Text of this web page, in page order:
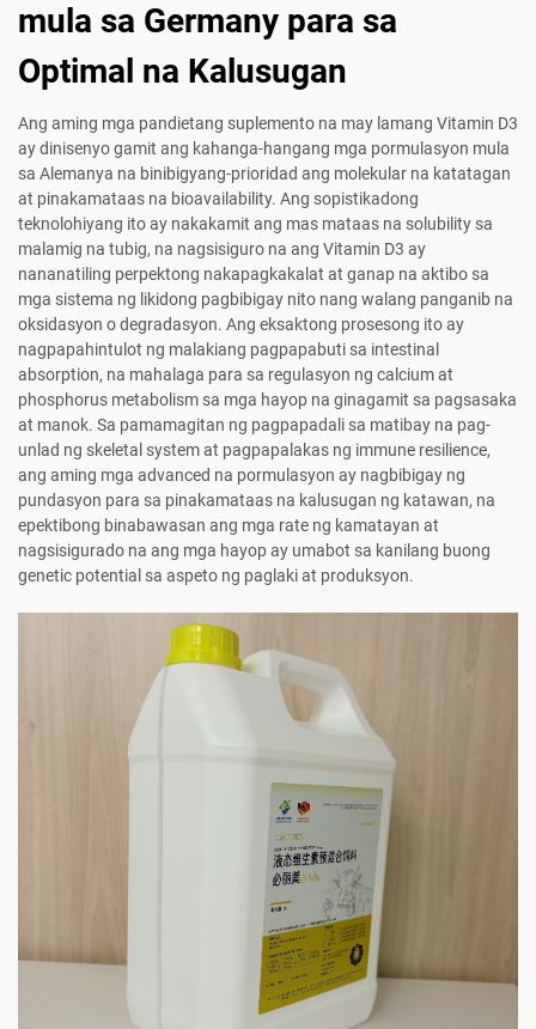
mula sa Germany para sa
Optimal na Kalusugan
Ang aming mga pandietang suplemento na may lamang Vitamin D3
ay dinisenyo gamit ang kahanga-hangang mga pormulasyon mula
sa Alemanya na binibigyang-prioridad ang molekular na katatagan
at pinakamataas na bioavailability. Ang sopistikadong
teknolohiyang ito ay nakakamit ang mas mataas na solubility sa
malamig na tubig, na nagsisiguro na ang Vitamin D3 ay
nananatiling perpektong nakapagkakalat at ganap na aktibo sa
mga sistema ng likidong pagbibigay nito nang walang panganib na
oksidasyon o degradasyon. Ang eksaktong prosesong ito ay
nagpapahintulot ng malakiang pagpapabuti sa intestinal
absorption, na mahalaga para sa regulasyon ng calcium at
phosphorus metabolism sa mga hayop na ginagamit sa pagsasaka
at manok. Sa pamamagitan ng pagpapadali sa matibay na pag-
unlad ng skeletal system at pagpapalakas ng immune resilience,
ang aming mga advanced na pormulasyon ay nagbibigay ng
pundasyon para sa pinakamataas na kalusugan ng katawan, na
epektibong binabawasan ang mga rate ng kamatayan at
nagsisigurado na ang mga hayop ay umabot sa kanilang buong
genetic potential sa aspeto ng paglaki at produksyon.